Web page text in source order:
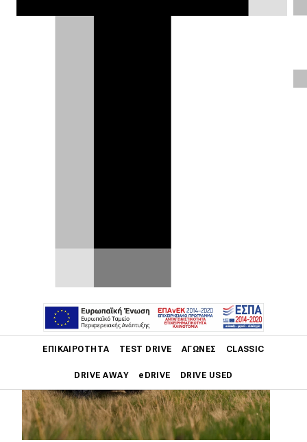
ΕΠΙΚΑΙΡΌΤΗΤΑ TEST DRIVE ΑΓΏΝΕΣ CLASSIC
DRIVE AWAY eDRIVE DRIVE USED
Main navigation
Επικαιρότητα